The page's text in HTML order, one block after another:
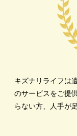
キズナリライフは
のサービスをご提
らない方、人手が